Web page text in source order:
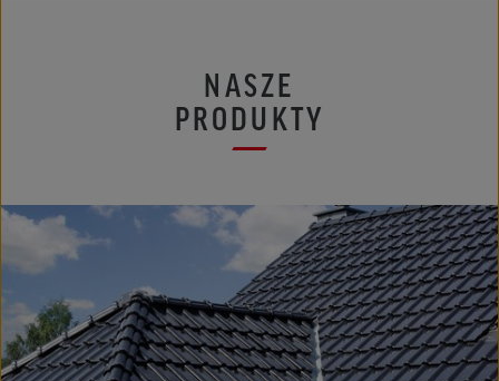
NASZE
PRODUKTY